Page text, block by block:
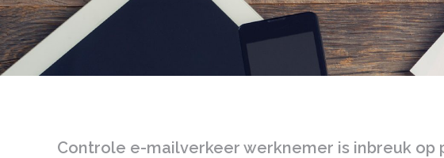
Controle e-mailverkeer werknemer is inbreuk op